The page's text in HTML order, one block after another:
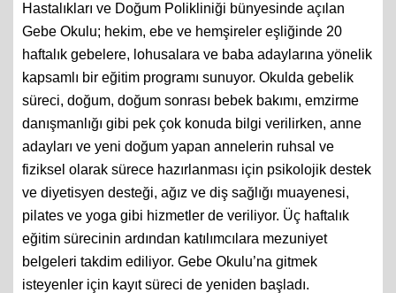
Hastalıkları ve Doğum Polikliniği bünyesinde açılan
Gebe Okulu; hekim, ebe ve hemşireler eşliğinde 20
haftalık gebelere, lohusalara ve baba adaylarına yönelik
kapsamlı bir eğitim programı sunuyor. Okulda gebelik
süreci, doğum, doğum sonrası bebek bakımı, emzirme
danışmanlığı gibi pek çok konuda bilgi verilirken, anne
adayları ve yeni doğum yapan annelerin ruhsal ve
fiziksel olarak sürece hazırlanması için psikolojik destek
ve diyetisyen desteği, ağız ve diş sağlığı muayenesi,
pilates ve yoga gibi hizmetler de veriliyor. Üç haftalık
eğitim sürecinin ardından katılımcılara mezuniyet
belgeleri takdim ediliyor. Gebe Okulu’na gitmek
isteyenler için kayıt süreci de yeniden başladı.